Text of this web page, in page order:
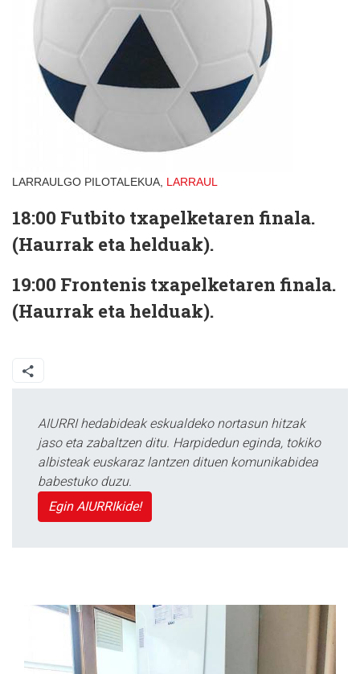
LARRAULGO PILOTALEKUA, LARRAUL
18:00 Futbito txapelketaren finala.
(Haurrak eta helduak).
19:00 Frontenis txapelketaren finala.
(Haurrak eta helduak).
AIURRI hedabideak eskualdeko nortasun hitzak
jaso eta zabaltzen ditu. Harpidedun eginda, tokiko
albisteak euskaraz lantzen dituen komunikabidea
babestuko duzu.
Egin AIURRIkide!